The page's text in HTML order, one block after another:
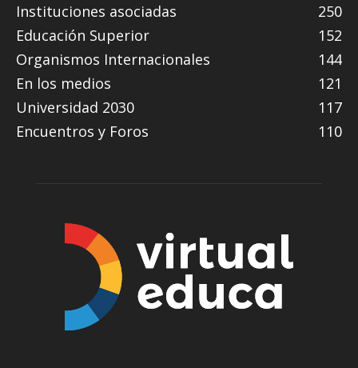
Instituciones asociadas
250
Educación Superior
152
Organismos Internacionales
144
En los medios
121
Universidad 2030
117
Encuentros y Foros
110